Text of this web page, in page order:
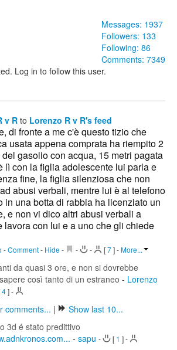
Messages: 1937
Followers: 133
Following: 86
Comments: 7349
Log in to follow this user.
v R to Lorenzo R v R's feed
di fronte a me c'è questo tizio che
usata appena comprata ha riempito 2
gasolio con acqua, 15 metri pagata
lì con la figlia adolescente lui parla e
fine, la figlia silenziosa che non
abusi verbali, mentre lui è al telefono
in una botta di rabbia ha licenziato un
e non vi dico altri abusi verbali a
lavora con lui e a uno che gli chiede
-Comment- Hide - - - [7]-More...
da quasi 3 ore, e non si dovrebbe
così tanto di un estraneo - Lorenzo
4]-
comments... |
Show last 10...
3d é stato predittivo
- sapu - [ 1 ]-